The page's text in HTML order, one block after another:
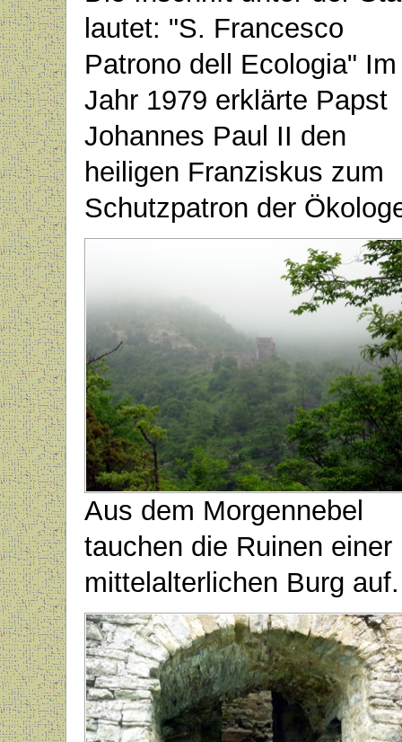
lautet: "S. Francesco
Patrono dell Ecologia" Im
Jahr 1979 erklärte Papst
Johannes Paul II den
heiligen Franziskus zum
Schutzpatron der
Aus dem Morgennebel
tauchen die Ruinen einer
mittelalterlichen Burg auf.